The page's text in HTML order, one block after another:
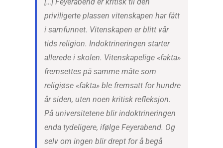
priviligerte plassen vitenskapen har fått
i samfunnet. Vitenskapen er blitt vår
tids religion. Indoktrineringen starter
allerede i skolen. Vitenskapelige «fakta»
fremsettes på samme måte som
religiøse «fakta» ble fremsatt for hundre
år siden, uten noen kritisk refleksjon.
På universitetene blir indoktrineringen
enda tydeligere, ifølge Feyerabend. Og
selv om ingen blir drept for å begå